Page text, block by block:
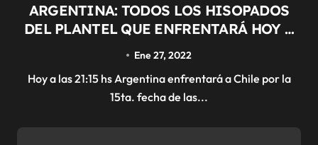
ARGENTINA: TODOS LOS HISOPADOS
DEL PLANTEL QUE ENFRENTARÁ HOY A
Ene 27, 2022
Hoy a las 21:15 hs Argentina enfrentará a Chile por la
15ta. fecha de las...